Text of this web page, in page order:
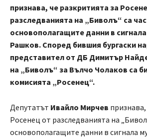
признава, че разкритията за
разследванията на „Биволъ“ са
основополагащите данни в
Рашков. Според бившия бургаски
представител от ДБ Димитър
на „Биволъ“ за Вълчо Чолаков са
комисията „Росенец“.
Депутатът Ивайло Мирчев
Росенец от разследванията на
основополагащите данни в сигнала